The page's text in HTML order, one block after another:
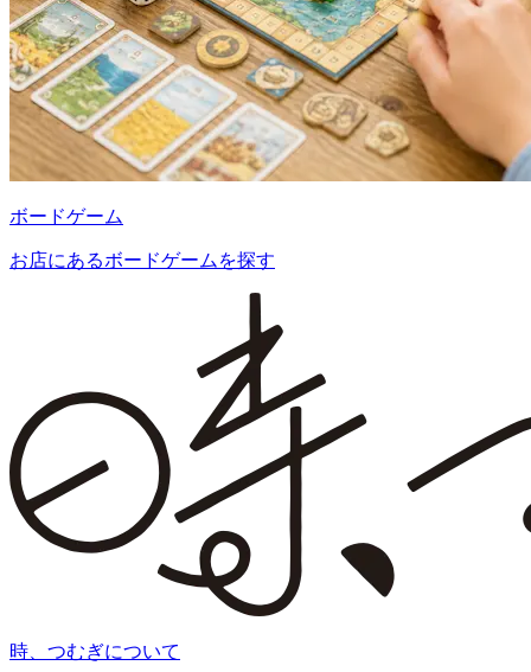
ボードゲーム
お店にあるボードゲームを探す
時、つむぎについて